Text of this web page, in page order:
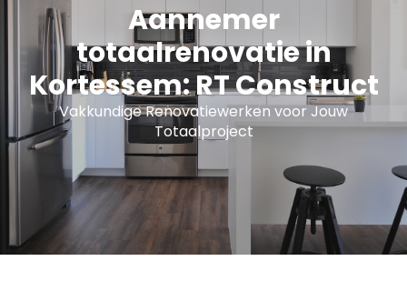
Aannemer
totaalrenovatie in
Kortessem: RT Construct
Vakkundige Renovatiewerken voor Jouw
Totaalproject